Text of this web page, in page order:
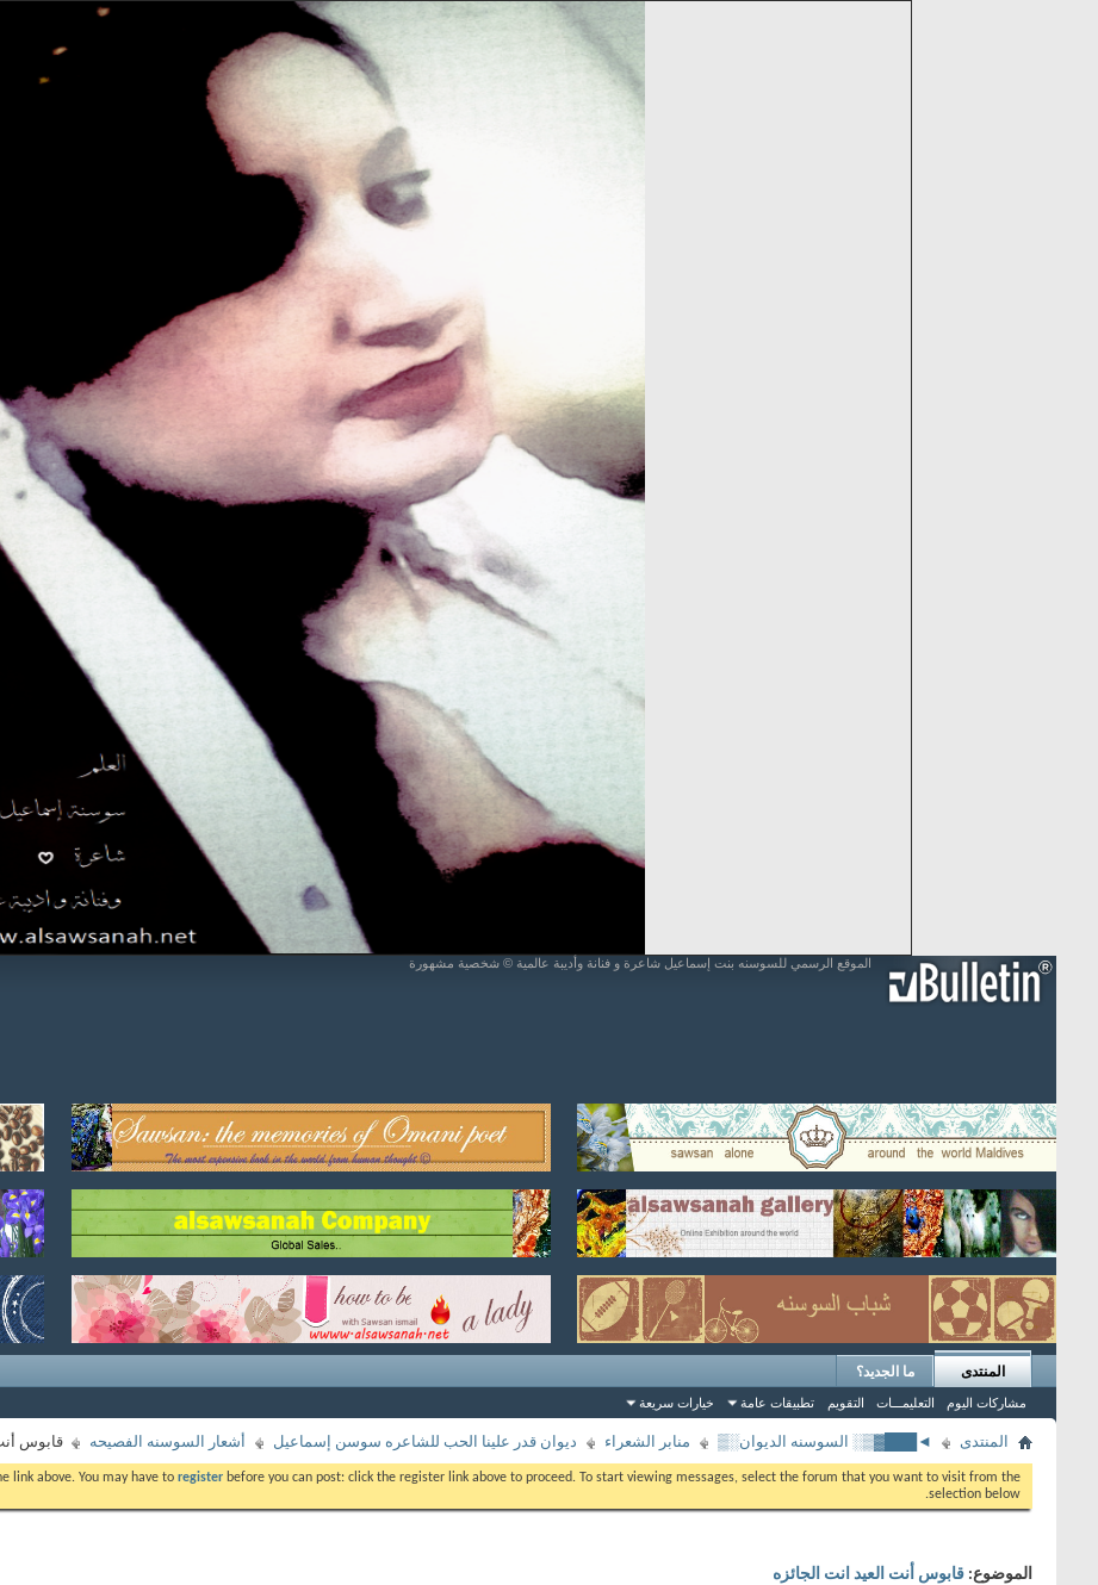
الموقع الرسمي للسوسنه بنت إسماعيل شاعرة و فنانة وأديبة عالمية © شخصية مشهورة
المنتدى
مشاركات اليوم التعليمـــات التقويم تطبيقات عامة خيارات سريعة
ما الجديد؟
المنتدى ◄███▓▒░ السوسنه الديوان░▒ منابر الشعراء ديوان قدر علينا الحب للشاعره سوسن إسماعيل أشعار السوسنه الفصيحه قابوس
link above. You may have to register before you can post: click the register link above to proceed. To start viewing messages, select the forum that you want to visit from the
selection below.
الموضوع: قابوس أنت العيد انت الجائزه